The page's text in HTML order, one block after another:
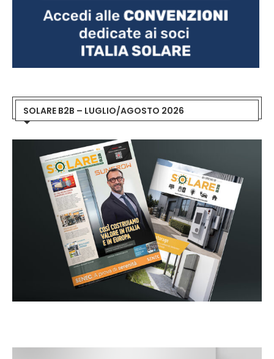
SOLARE B2B – LUGLIO/AGOSTO 2026